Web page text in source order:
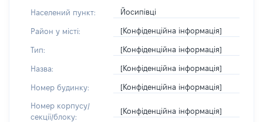
Населений пункт: Йосипівці
Район у місті: [Конфіденційна інформація]
Тип: [Конфіденційна інформація]
Назва: [Конфіденційна інформація]
Номер будинку: [Конфіденційна інформація]
Номер корпусу/
секції/блоку:
[Конфіденційна інформація]